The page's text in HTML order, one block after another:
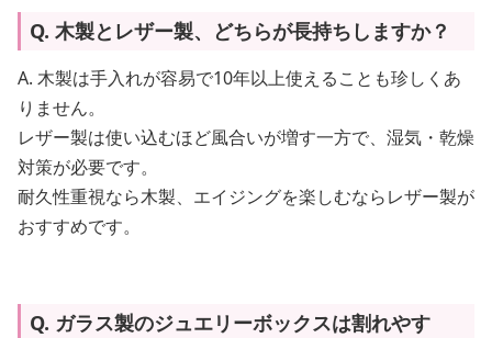
Q. 木製とレザー製、どちらが長持ちしますか？
A. 木製は手入れが容易で10年以上使えることも珍しくあ
りません。
レザー製は使い込むほど風合いが増す一方で、湿気・乾燥
対策が必要です。
耐久性重視なら木製、エイジングを楽しむならレザー製が
おすすめです。
Q. ガラス製のジュエリーボックスは割れやす